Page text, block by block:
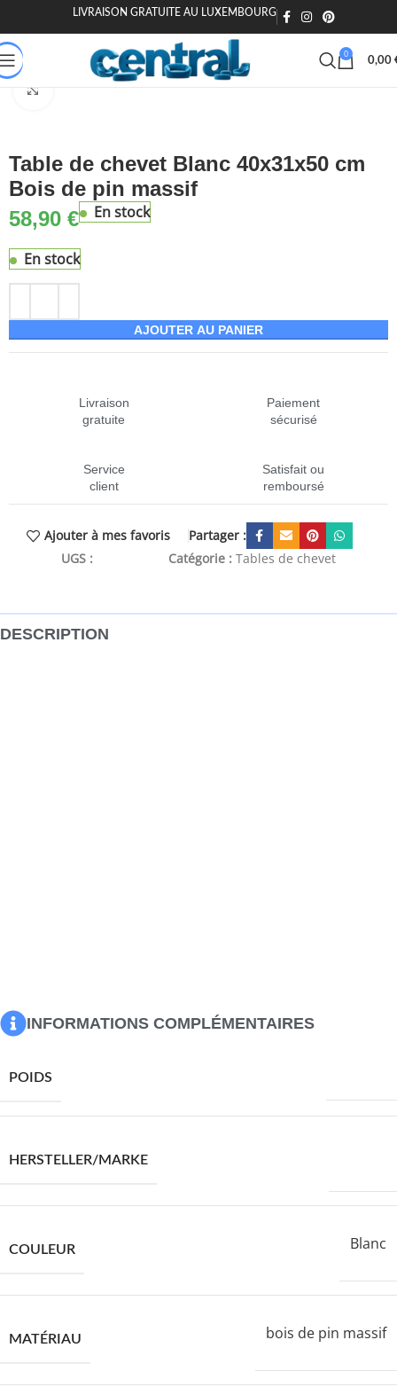
LIVRAISON GRATUITE AU LUXEMBOURG
0
0,00
Jardin Chambre & literie Mobilier de chambre Tables de chevet
Table de chevet Blanc 40x31x50 cm
Bois de pin massif
58,90 € En stock
En stock
AJOUTER AU PANIER
Livraison
gratuite
Paiement
sécurisé
Service
client
Satisfait ou
remboursé
Ajouter à mes favoris
Partager :
UGS :
Catégorie : Tables de chevet
DESCRIPTION
INFORMATIONS COMPLÉMENTAIRES
POIDS
HERSTELLER/MARKE
COULEUR Blanc
MATÉRIAU bois de pin massif
🎁 20€ offerts dès 200€ - Code : MOIEN20🏷️ 15€ dès 120€ -